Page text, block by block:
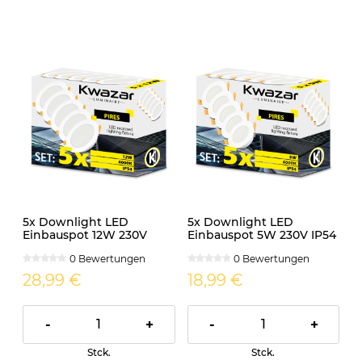
5x Downlight LED
Einbauspot 12W 230V
0 Bewertungen
28,99 €
- +
Stck.
5x Downlight LED
Einbauspot 5W 230V IP54
0 Bewertungen
18,99 €
- +
Stck.